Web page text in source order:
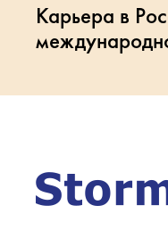
Карьера в